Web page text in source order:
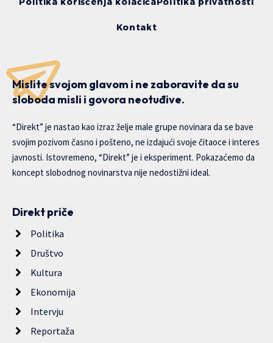
Kontakt
Mislite svojom glavom i ne zaboravite da su
sloboda misli i govora neotuđive.
“Direkt” je nastao kao izraz želje male grupe novinara da se bave
svojim pozivom časno i pošteno, ne izdajući svoje čitaoce i interes
javnosti. Istovremeno, “Direkt” je i eksperiment. Pokazaćemo da
koncept slobodnog novinarstva nije nedostižni ideal.
Direkt priče
Politika
Društvo
Kultura
Ekonomija
Intervju
Reportaža